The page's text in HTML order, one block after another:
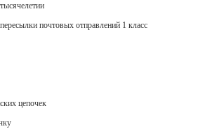
почтовых отправлений 1 класс
цепочек